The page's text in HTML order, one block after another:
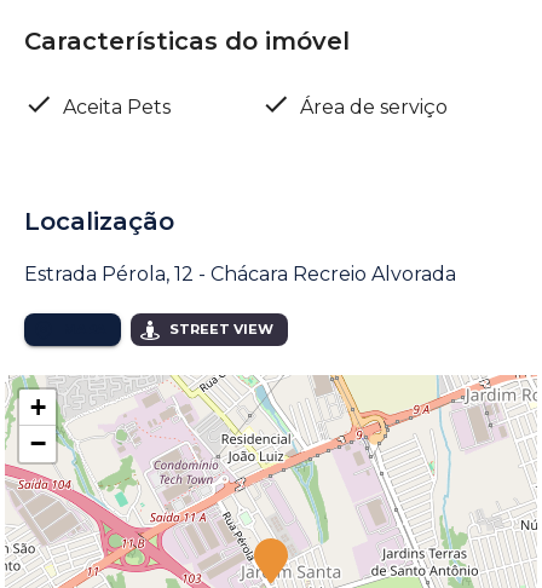
Características do imóvel
Aceita Pets Área de serviço
Localização
Estrada Pérola, 12 - Chácara Recreio Alvorada
STREET VIEW
+
−